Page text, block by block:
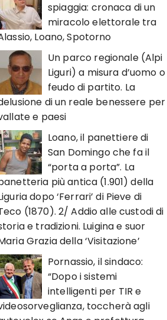
spiaggia: cronaca di un
miracolo elettorale tra
Loano, Spotorno
Un parco regionale (Alpi
Liguri) a misura d’uomo o
feudo di partito. La
di un reale benessere per
e paesi
Loano, il panettiere di
San Domingo che fa il
“porta a porta”. La
più antica (1.901) della
dopo ‘Ferrari’ di Pieve di
(1870). 2/ Addio alle custodi di
e tradizioni. Luigina e suor
Grazia della ‘Visitazione’
Pornassio, il sindaco:
“Dopo i sistemi
intelligenti per TIR e
toccherà agli